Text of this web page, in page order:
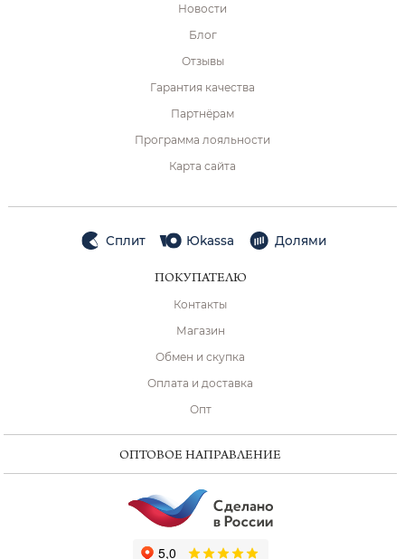
Новости
Блог
Отзывы
Гарантия качества
Партнёрам
Программа лояльности
Карта сайта
Сплит Юkassa Долями
ПОКУПАТЕЛЮ
Контакты
Магазин
Обмен и скупка
Оплата и доставка
Опт
ОПТОВОЕ НАПРАВЛЕНИЕ